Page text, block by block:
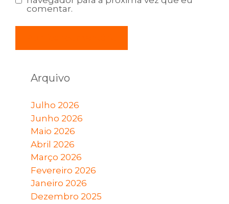
comentar.
Arquivo
Julho 2026
Junho 2026
Maio 2026
Abril 2026
Março 2026
Fevereiro 2026
Janeiro 2026
Dezembro 2025